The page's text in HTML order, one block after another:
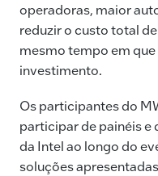
operadoras, maior
reduzir o custo total
mesmo tempo em
investimento.
Os participantes do
participar de painéis e
da Intel ao longo do
soluções